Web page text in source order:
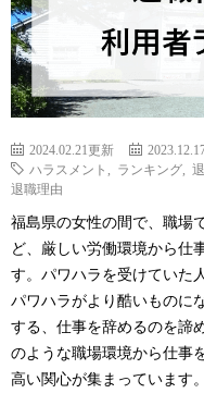
2024.02.21更新
ハラスメント
ランキング
退職理由
福島県の女性の間で、職場
ど、厳しい労働環境から仕
す。パワハラを受けていた
パワハラがより酷いものに
する、仕事を辞めるのを諦
のような職場環境から仕事
高い関心が集まっています